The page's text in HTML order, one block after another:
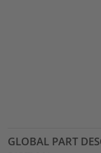
GLOBAL PART